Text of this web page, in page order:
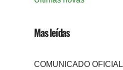
Mas leídas
COMUNICADO OFICIAL